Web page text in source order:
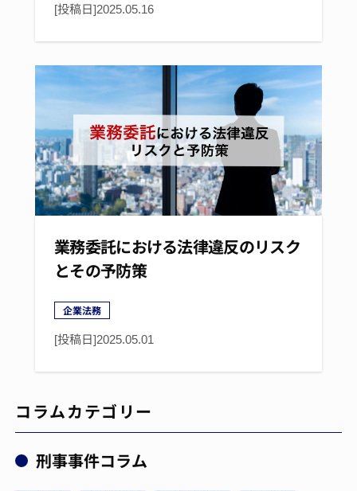
[投稿日]2025.05.16
業務委託における法律違反のリスク
とその予防策
企業法務
[投稿日]2025.05.01
コラムカテゴリー
刑事事件コラム